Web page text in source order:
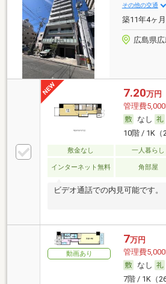
その他の交通
築11年4ヶ
広島県
7.20万円
管理費5,000
なし
10階 / 1K（
敷金なし 一人暮らし
インターネット無料 角部屋
ビデオ通話での内見可能です。
動画あり
7万円
管理費
なし
7階 / 1K（